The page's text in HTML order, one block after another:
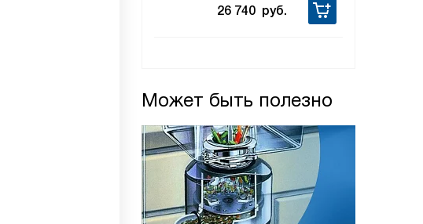
26 740 руб.
Может быть полезно